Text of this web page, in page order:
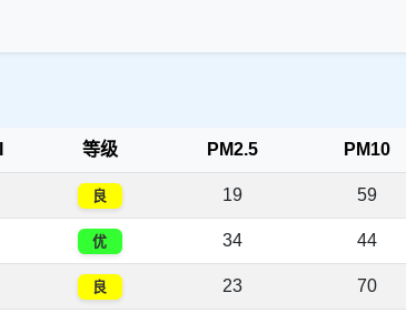
等级 PM2.5 PM10
良 19 59
优 34 44
良 23 70